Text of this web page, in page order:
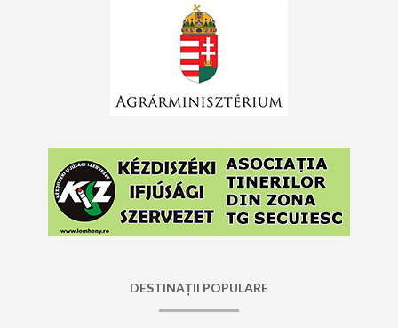
DESTINAȚII POPULARE